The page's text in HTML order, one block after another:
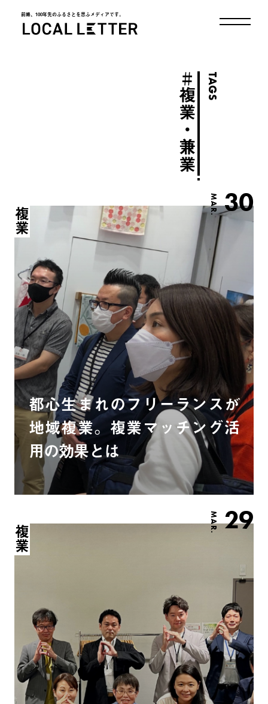
前略、100年先のふるさとを思ふメディアです。
TAGS
＃
複業・兼業
MAR. 30
複業
都⼼⽣まれのフリーランスが
地域複業。複業マッチング活
⽤の効果とは
MAR. 29
複業